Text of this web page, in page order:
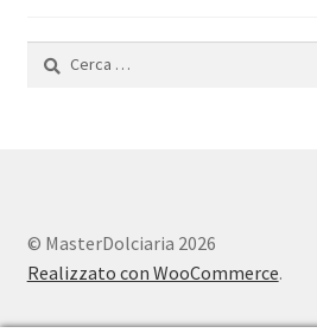
© MasterDolciaria 2026
Realizzato con WooCommerce.